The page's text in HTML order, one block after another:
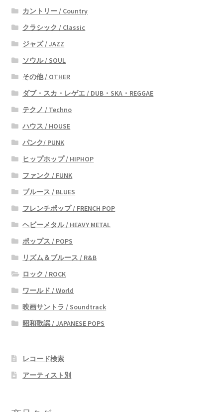
カントリー / Country
クラシック / Classic
ジャズ / JAZZ
ソウル / SOUL
その他 / OTHER
ダブ・スカ・レゲエ / DUB・SKA・REGGAE
テクノ / Techno
ハウス / HOUSE
パンク/ PUNK
ヒップホップ / HIPHOP
ファンク / FUNK
ブルース / BLUES
フレンチポップ / FRENCH POP
ヘビーメタル / HEAVY METAL
ポップス / POPS
リズム＆ブルース / R&B
ロック / ROCK
ワールド / World
映画サントラ / Soundtrack
昭和歌謡 / JAPANESE POPS
レコード検索
アーティスト別